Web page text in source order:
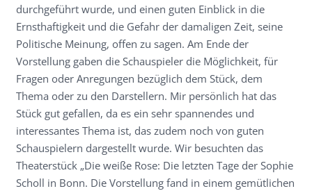
durchgeführt wurde, und einen guten Einblick in die
Ernsthaftigkeit und die Gefahr der damaligen Zeit, seine
Politische Meinung, offen zu sagen. Am Ende der
Vorstellung gaben die Schauspieler die Möglichkeit, für
Fragen oder Anregungen bezüglich dem Stück, dem
Thema oder zu den Darstellern. Mir persönlich hat das
Stück gut gefallen, da es ein sehr spannendes und
interessantes Thema ist, das zudem noch von guten
Schauspielern dargestellt wurde. Wir besuchten das
Theaterstück „Die weiße Rose: Die letzten Tage der Sophie
Scholl in Bonn. Die Vorstellung fand in einem gemütlichen